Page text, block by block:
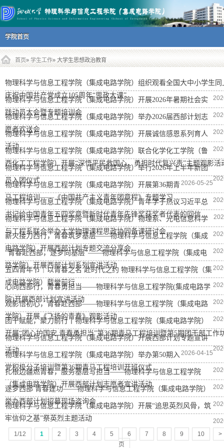
主菜单
跳到内容部分
学院首页
首页» 学生工作» 大学生思想政治教育
物理科学与信息工程学院（集成电路学院）组织观看全国大中小学生同
庆祝中国共产党成立105周年“思政大课”
物理科学与信息工程学院（集成电路学院）开展2026年暑期社会实
践动员大会暨专题培训会
物理科学与信息工程学院（集成电路学院）举办2026届西部计划志
愿者欢送会
物理科学与信息工程学院（集成电路学院）开展诚信感恩系列育人
活动
物理科学与信息工程学院（集成电路学院）联合化学化工学院（鲁
西化工工程学院）开展“深悟平民救国心，勇担时代复兴责”主题观影活
物理科学与信息工程学院（集成电路学院）举行2026年上半年新团
员入团仪式
2026-05-25
物理科学与信息工程学院（集成电路学院）开展第36期青
马工程培训——《中国共产主义青年团章程》专题学习
物理科学与信息工程学院（集成电路学院）青年学子热议习近平总
书记给中国青年五四奖章暨新时代青年先锋奖获奖者代表的回信
物理科学与信息工程学院（集成电路学院）物理系、光电信息科学
与工程系联合举办大学物理课程思政协同备课研讨会
薪火接力西行，青春筑梦基层——物理科学与信息工程学院（集成
电路学院）开展西部计划专题交流分享会
“青春赴西部，逐梦向基层”——物理科学与信息工程学院（集成电
路学院）开展西部计划系列宣讲活动
五四青年节｜以青春之名 赴时代之约 物理科学与信息工程学院（集
成电路学院）载誉前行
心向西部行，青春勇担当——物理科学与信息工程学院(集成电路学
院)开展西部计划宣讲活动
观影悟初心，青春赴西部——物理科学与信息工程学院（集成电路
学院）开展《飞扬的青春》观影活动
团干赋能，聚力前行丨物理科学与信息工程学院（集成电路学院）
开展“团心护国安 青春勇担当”第36期青马工程培训暨第5期团干部工作
物理科学与信息工程学院（集成电路学院）开展西部计划专题宣讲
活动
2026-04-15
物理科学与信息工程学院（集成电路学院）举办第50期入
党积极分子培训暨第36期青马工程培训开班仪式
扎根边疆燃青春，服务基层写担当——物理科学与信息工程学院
（集成电路学院）开展西部计划志愿者宣讲活动
逐梦西部 青春建功——物理科学与信息工程学院（集成电路学院）
举办西部计划招募现场咨询会
物理科学与信息工程学院（集成电路学院）开展“追思英烈风骨，筑
牢信仰之基”祭英烈主题活动
1/12
1 2 3 4 5 6 7 8 9 10
>
页